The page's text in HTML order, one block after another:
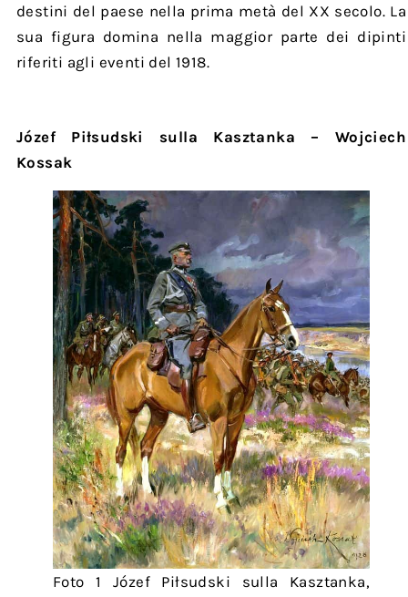
destini del paese nella prima metà del XX secolo. La
sua figura domina nella maggior parte dei dipinti
riferiti agli eventi del 1918.
Józef Piłsudski sulla Kasztanka – Wojciech
Kossak
Foto 1 Józef Piłsudski sulla Kasztanka,